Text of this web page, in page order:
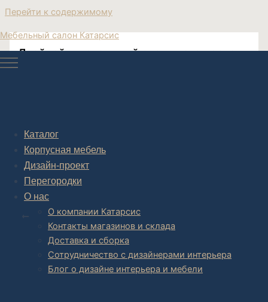
Перейти к содержимому
Мебельный салон Катарсис
Каталог
Корпусная мебель
Дизайн-проект
Перегородки
О нас
О компании Катарсис
Контакты магазинов и склада
Доставка и сборка
Сотрудничество с дизайнерами интерьера
Блог о дизайне интерьера и мебели
Двойной журнальный столик этажерка
Парный кофейный столик этажерка тележка на
колёсиках
Post navigation
НАЗАД